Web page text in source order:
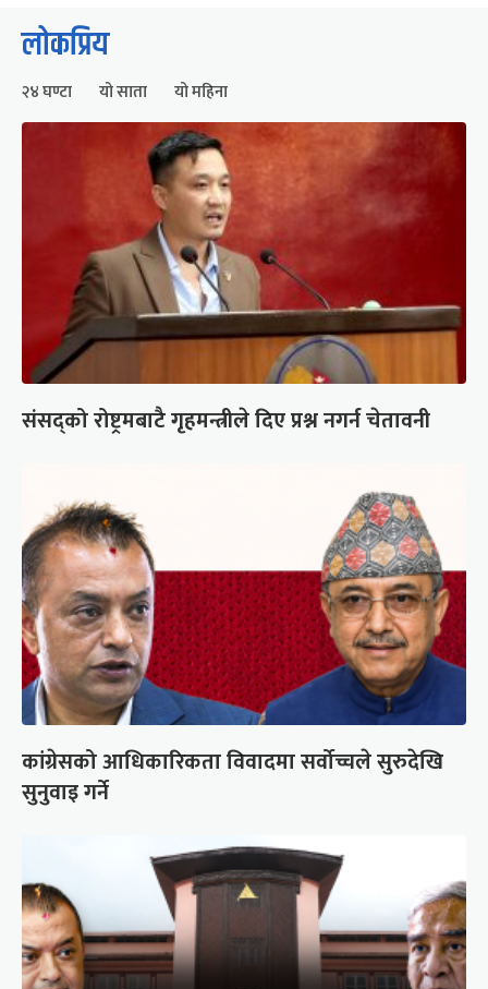
लोकप्रिय
२४ घण्टा यो साता यो महिना
संसद्को रोष्ट्रमबाटै गृहमन्त्रीले दिए प्रश्न नगर्न चेतावनी
कांग्रेसको आधिकारिकता विवादमा सर्वोच्चले सुरुदेखि
सुनुवाइ गर्ने